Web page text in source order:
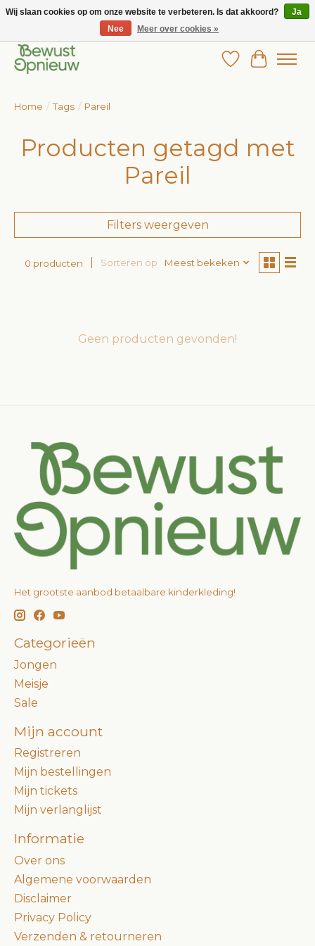
Wij bieden het grootste aanbod in betaalbare kinderkleding!
Verlanglijst
Home / Tags / Pareil
Producten getagd met
Pareil
Filters weergeven
0 producten Sorteren op Meest bekeken
Geen producten gevonden!
Het grootste aanbod betaalbare kinderkleding!
Categorieën
Jongen
Meisje
Sale
Mijn account
Registreren
Mijn bestellingen
Mijn tickets
Mijn verlanglijst
Informatie
Over ons
Algemene voorwaarden
Disclaimer
Privacy Policy
Verzenden & retourneren
Wij slaan cookies op om onze website te verbeteren. Is dat akkoord?
Ja
Nee
Meer over cookies »